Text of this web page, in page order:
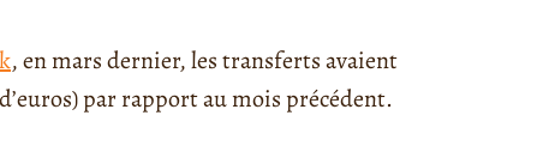
, en mars dernier, les transferts avaient
par rapport au mois précédent.